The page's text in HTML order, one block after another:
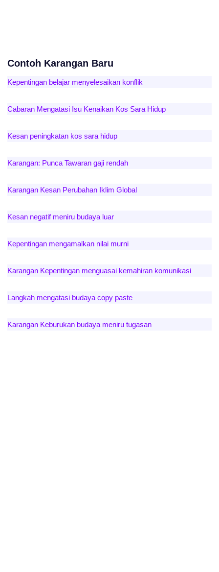
Contoh Karangan Baru
Kepentingan belajar menyelesaikan konflik
Cabaran Mengatasi Isu Kenaikan Kos Sara Hidup
Kesan peningkatan kos sara hidup
Karangan: Punca Tawaran gaji rendah
Karangan Kesan Perubahan Iklim Global
Kesan negatif meniru budaya luar
Kepentingan mengamalkan nilai murni
Karangan Kepentingan menguasai kemahiran komunikasi
Langkah mengatasi budaya copy paste
Karangan Keburukan budaya meniru tugasan